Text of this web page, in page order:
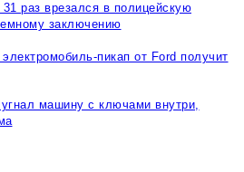
раз врезался в полицейскую
заключению
пикап от Ford получит
машину с ключами внутри,